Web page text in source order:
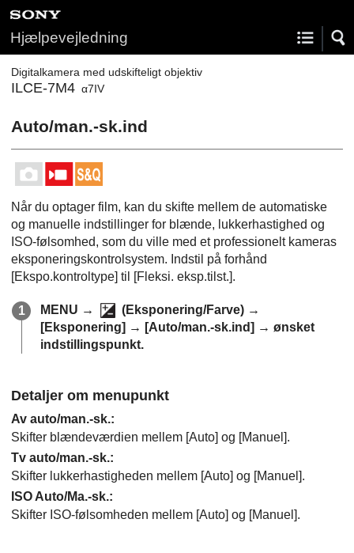
Hjælpevejledning
Digitalkamera med udskifteligt objektiv
ILCE-7M4 α7IV
Auto/man.-sk.ind
Når du optager film, kan du skifte mellem de automatiske
og manuelle indstillinger for blænde, lukkerhastighed og
ISO-følsomhed, som du ville med et professionelt kameras
eksponeringskontrolsystem. Indstil på forhånd
[Ekspo.kontroltype] til [Fleksi. eksp.tilst.].
MENU → (Eksponering/Farve) →
[Eksponering] → [Auto/man.-sk.ind] → ønsket
indstillingspunkt.
Detaljer om menupunkt
Av auto/man.-sk.:
Skifter blændeværdien mellem [Auto] og [Manuel].
Tv auto/man.-sk.:
Skifter lukkerhastigheden mellem [Auto] og [Manuel].
ISO Auto/Ma.-sk.:
Skifter ISO-følsomheden mellem [Auto] og [Manuel].